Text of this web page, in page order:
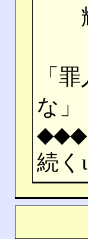
輝
「
な」
◆◆◆
続くι